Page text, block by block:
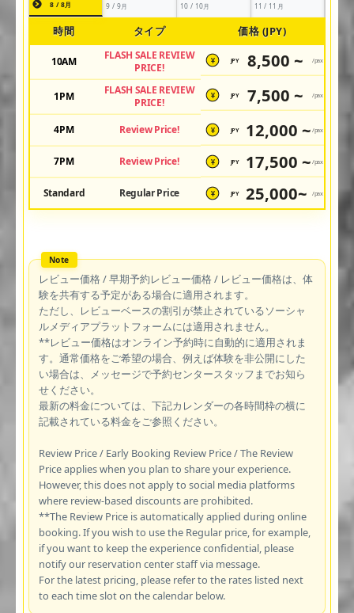
8 / 8月 9 / 9月 10 / 10月 11 / 11月
時間 タイプ 価格 (JPY)
10AM
FLASH SALE REVIEW
PRICE!
¥ JPY 8,500 ~ /pax
1PM
FLASH SALE REVIEW
PRICE!
¥ JPY 7,500 ~ /pax
4PM Review Price! ¥ JPY 12,000 ~ /pax
7PM Review Price! ¥ JPY 17,500 ~ /pax
Standard Regular Price ¥ JPY 25,000~ /pax
レビュー価格 / 早期予約レビュー価格 / レビュー価格は、体
験を共有する予定がある場合に適用されます。
ただし、レビューベースの割引が禁止されているソーシャ
ルメディアプラットフォームには適用されません。
**レビュー価格はオンライン予約時に自動的に適用されま
す。通常価格をご希望の場合、例えば体験を非公開にした
い場合は、メッセージで予約センタースタッフまでお知ら
せください。
最新の料金については、下記カレンダーの各時間枠の横に
記載されている料金をご参照ください。
Review Price / Early Booking Review Price / The Review
Price applies when you plan to share your experience.
However, this does not apply to social media platforms
where review-based discounts are prohibited.
**The Review Price is automatically applied during online
booking. If you wish to use the Regular price, for example,
if you want to keep the experience confidential, please
notify our reservation center staff via message.
For the latest pricing, please refer to the rates listed next
to each time slot on the calendar below.